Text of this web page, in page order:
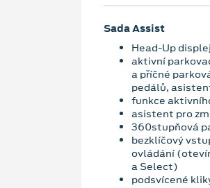
Sada Assist
Head-Up displej
aktivní
a příčné
pedálů,
funkce
asistent pro
360stupňová
bezklíčový
ovládání
a Select)
podsvícené